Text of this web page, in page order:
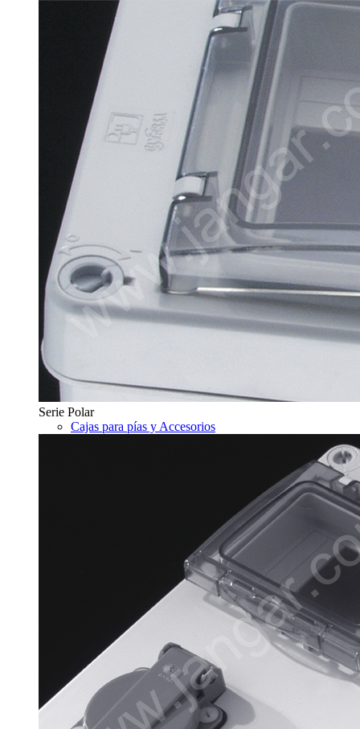
Serie Polar
Cajas para pías y Accesorios